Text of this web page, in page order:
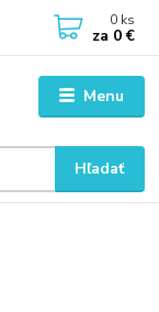
Menu
Hľadať
0 ks
za 0 €